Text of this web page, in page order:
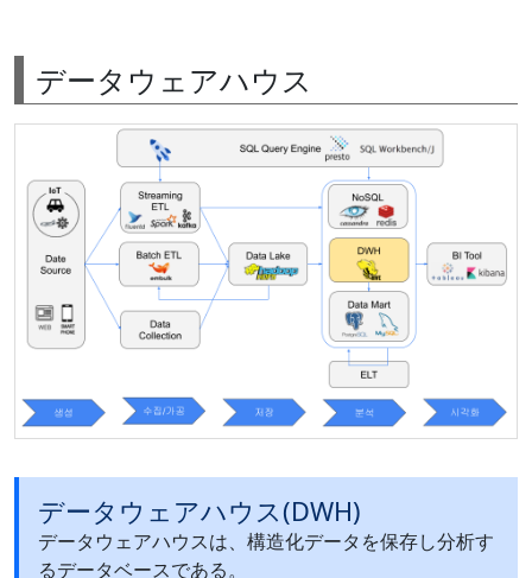
データウェアハウス
データウェアハウス(DWH)
データウェアハウスは、構造化データを保存し分析す
るデータベースである。